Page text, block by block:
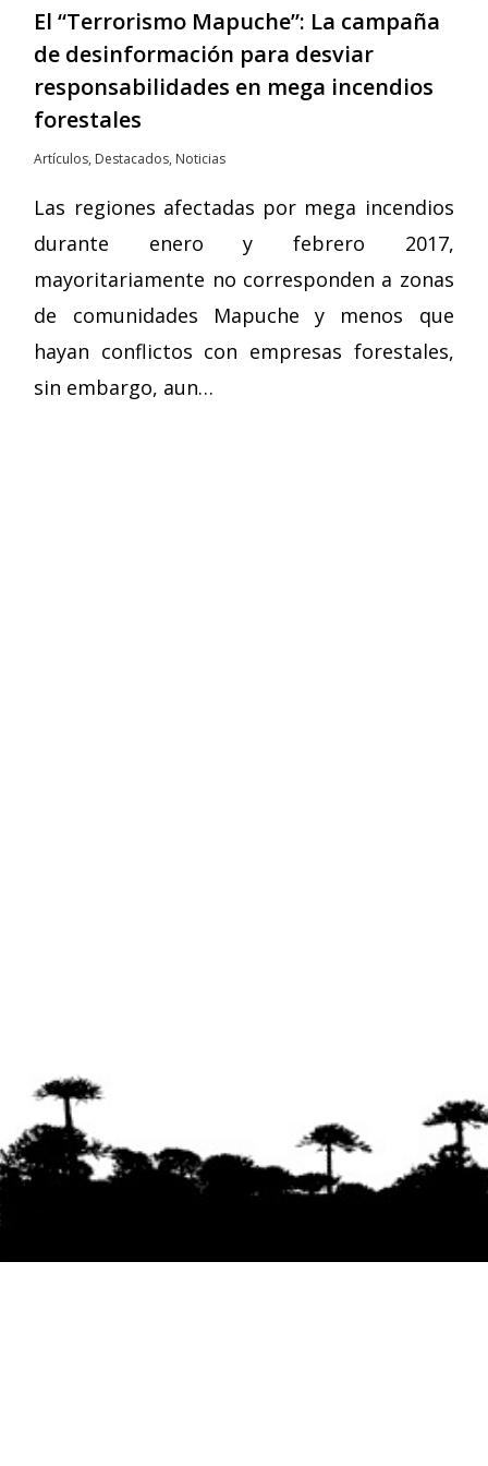
El “Terrorismo Mapuche”: La campaña
de desinformación para desviar
responsabilidades en mega incendios
forestales
Artículos, Destacados, Noticias
Las regiones afectadas por mega incendios
durante enero y febrero 2017,
mayoritariamente no corresponden a zonas
de comunidades Mapuche y menos que
hayan conflictos con empresas forestales,
sin embargo, aun…